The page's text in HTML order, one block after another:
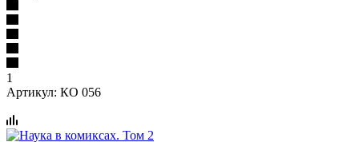
1
Артикул: КО 056